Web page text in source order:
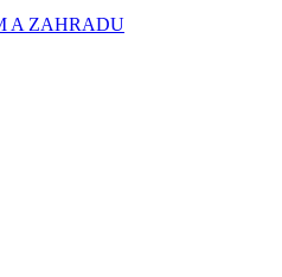
A ZAHRADU